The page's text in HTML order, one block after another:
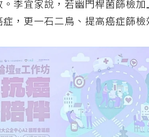
李宜家說，若幽門桿菌篩檢
，更一石二鳥、提高癌症篩檢